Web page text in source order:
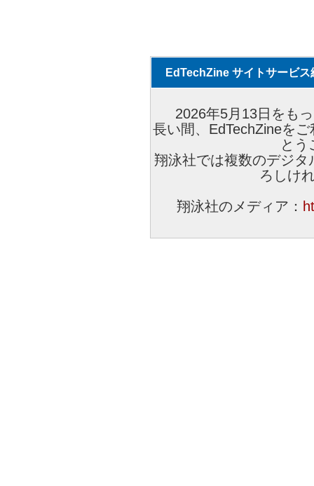
EdTechZine サイトサービス
2026年5月13日をも
長い間、EdTechZineを
とう
翔泳社では複数のデジ
ろしけ
翔泳社のメディア：